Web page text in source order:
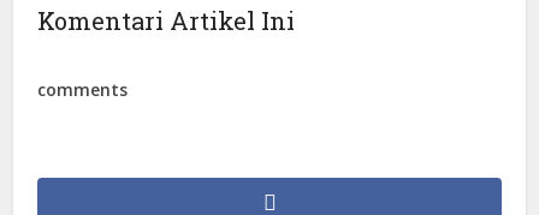
Komentari Artikel Ini
comments